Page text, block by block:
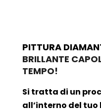
PITTURA
BRILLANTE
TEMPO!
Si tratta di un
all’interno del